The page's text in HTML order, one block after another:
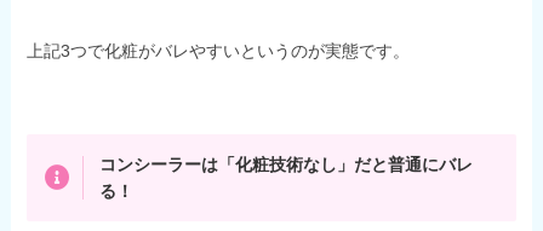
上記3つで化粧がバレやすいというのが実態です。
コンシーラーは「化粧技術なし」だと普通にバレ
る！